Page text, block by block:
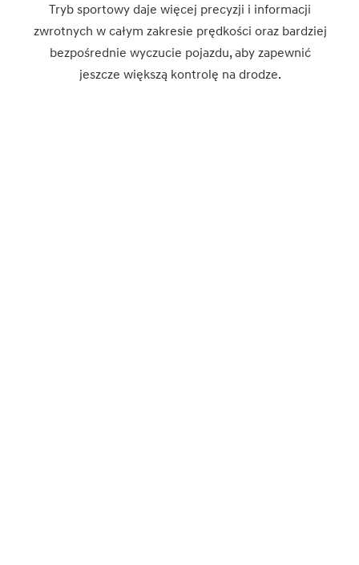
Tryb sportowy daje więcej precyzji i informacji
zwrotnych w całym zakresie prędkości oraz bardziej
bezpośrednie wyczucie pojazdu, aby zapewnić
jeszcze większą kontrolę na drodze.